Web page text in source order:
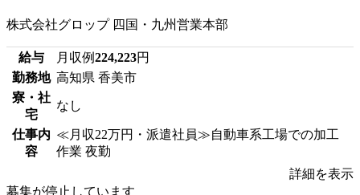
株式会社グロップ 四国・九州営業本部
給与 月収例224,223円
勤務地 高知県 香美市
寮・社
宅
なし
仕事内
容
≪月収22万円・派遣社員≫自動車系工場での加工
作業 夜勤
詳細を表示
募集が停止しています